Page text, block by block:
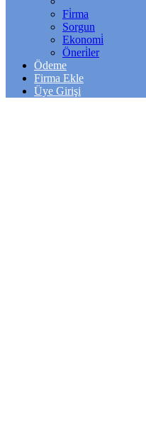
Fi̇rma
Sorgun
Ekonomi̇
Öneri̇ler
Ödeme
Firma Ekle
Üye Girişi